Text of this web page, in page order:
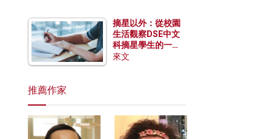
摘星以外：從校園
生活觀察DSE中文
科摘星學生的一點
特質
來文
推薦作家